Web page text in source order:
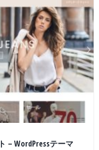
– WordPressテーマ